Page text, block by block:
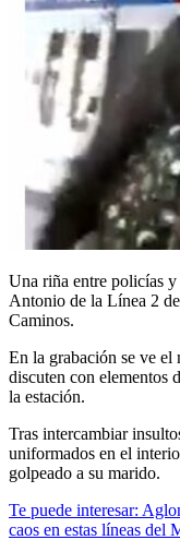
Una riña entre policías y
Antonio de la Línea 2
Caminos.
En la grabación se ve el
discuten con elementos
la estación.
Tras intercambiar
uniformados en el
golpeado a su marido.
Te puede interesar:
caos en estas líneas del